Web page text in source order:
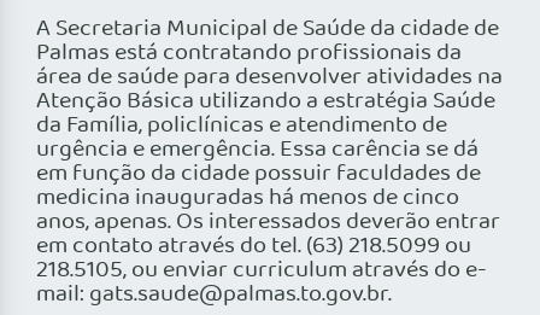
A Secretaria Municipal de Saúde da cidade de
Palmas está contratando profissionais da
área de saúde para desenvolver atividades na
Atenção Básica utilizando a estratégia Saúde
da Família, policlínicas e atendimento de
urgência e emergência. Essa carência se dá
em função da cidade possuir faculdades de
medicina inauguradas há menos de cinco
anos, apenas. Os interessados deverão entrar
em contato através do tel. (63) 218.5099 ou
218.5105, ou enviar curriculum através do e-
mail: gats.saude@palmas.to.gov.br.